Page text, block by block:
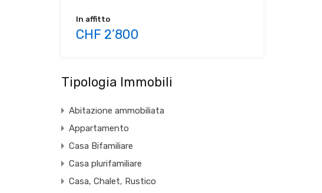
In affitto
CHF 2’800
Tipologia Immobili
Abitazione ammobiliata
Appartamento
Casa Bifamiliare
Casa plurifamiliare
Casa, Chalet, Rustico